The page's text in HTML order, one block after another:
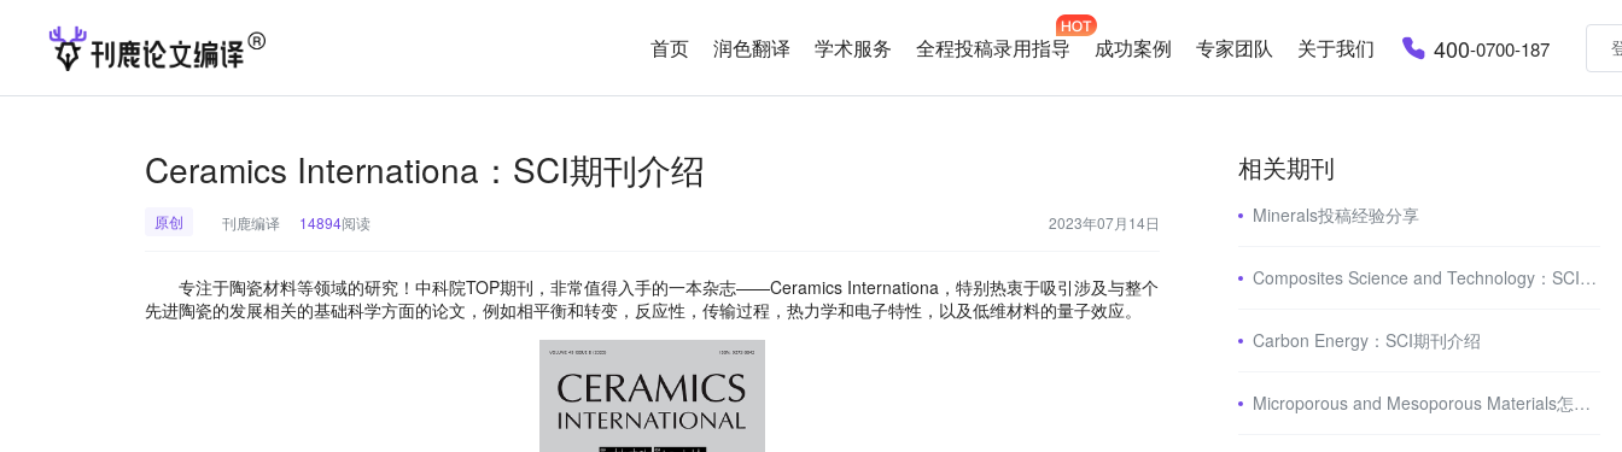
首页 润色翻译 学术服务 全程投稿录用指导 成功案例 专家团队 关于我们 400-0700-187
Ceramics Internationa：SCI期刊介绍
原创 刊鹿编译 14894阅读 2023年07月14日
专注于陶瓷材料等领域的研究！中科院TOP期刊，非常值得入手的一本杂志——Ceramics Internationa，特别热衷于吸引涉及与整个
先进陶瓷的发展相关的基础科学方面的论文，例如相平衡和转变，反应性，传输过程，热力学和电子特性，以及低维材料的量子效应。
相关期刊
Minerals投稿经验分享
Composites Science and Technology：SCI期刊介绍
Carbon Energy：SCI期刊介绍
Microporous and Mesoporous Materials怎么样